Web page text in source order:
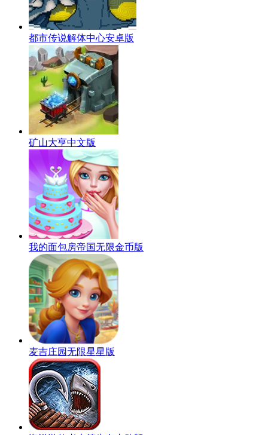
都市传说解体中心安卓版
矿山大亨中文版
我的面包房帝国无限金币版
麦吉庄园无限星星版